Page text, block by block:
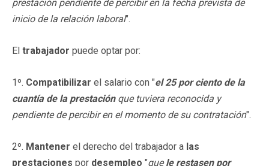
prestación pendiente de percibir en la fecha prevista de
inicio de la relación laboral".
El trabajador puede optar por:
1º. Compatibilizar el salario con "el 25 por ciento de la
cuantía de la prestación que tuviera reconocida y
pendiente de percibir en el momento de su contratación".
2º. Mantener el derecho del trabajador a las
prestaciones por desempleo "quele restasen por